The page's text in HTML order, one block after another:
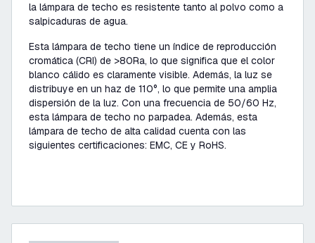
la lámpara de techo es resistente tanto al polvo como a
salpicaduras de agua.
Esta lámpara de techo tiene un índice de reproducción
cromática (CRI) de >80Ra, lo que significa que el color
blanco cálido es claramente visible. Además, la luz se
distribuye en un haz de 110°, lo que permite una amplia
dispersión de la luz. Con una frecuencia de 50/60 Hz,
esta lámpara de techo no parpadea. Además, esta
lámpara de techo de alta calidad cuenta con las
siguientes certificaciones: EMC, CE y RoHS.